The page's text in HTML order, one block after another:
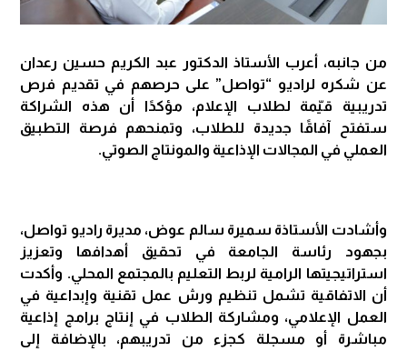
من جانبه، أعرب الأستاذ الدكتور عبد الكريم حسين رعدان
عن شكره لراديو “تواصل” على حرصهم في تقديم فرص
تدريبية قيّمة لطلاب الإعلام، مؤكدًا أن هذه الشراكة
ستفتح آفاقًا جديدة للطلاب، وتمنحهم فرصة التطبيق
العملي في المجالات الإذاعية والمونتاج الصوتي.
وأشادت الأستاذة سميرة سالم عوض، مديرة راديو تواصل،
بجهود رئاسة الجامعة في تحقيق أهدافها وتعزيز
استراتيجيتها الرامية لربط التعليم بالمجتمع المحلي. وأكدت
أن الاتفاقية تشمل تنظيم ورش عمل تقنية وإبداعية في
العمل الإعلامي، ومشاركة الطلاب في إنتاج برامج إذاعية
مباشرة أو مسجلة كجزء من تدريبهم، بالإضافة إلى